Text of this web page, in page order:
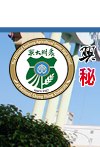
到
要
內
區